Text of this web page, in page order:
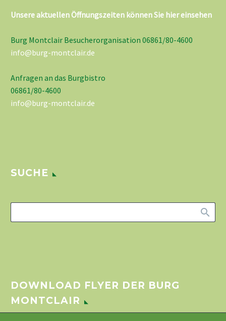
Unsere aktuellen Öffnungszeiten können Sie hier einsehen
Burg Montclair Besucherorganisation 06861/80-4600
info@burg-montclair.de
Anfragen an das Burgbistro
06861/80-4600
info@burg-montclair.de
SUCHE
DOWNLOAD FLYER DER BURG
MONTCLAIR